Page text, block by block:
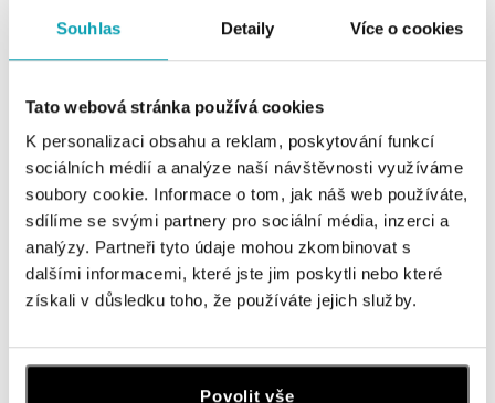
Souhlas Detaily Více o cookies
Tato webová stránka používá cookies
K personalizaci obsahu a reklam, poskytování funkcí
sociálních médií a analýze naší návštěvnosti využíváme
soubory cookie. Informace o tom, jak náš web používáte,
sdílíme se svými partnery pro sociální média, inzerci a
analýzy. Partneři tyto údaje mohou zkombinovat s
dalšími informacemi, které jste jim poskytli nebo které
získali v důsledku toho, že používáte jejich služby.
Povolit vše
inklúzie. Ďalšie stupne čistoty sa určujú podľa veľkosti,
polohy, jasu a počtu vnútorných prvkov.
VS1, VS2 - VEĽMI MALÉ INKLÚZIE
Vady neviditeľné voľným okom.
Vady sú viditeľné pri 10-násobnom zväčšení a niekedy